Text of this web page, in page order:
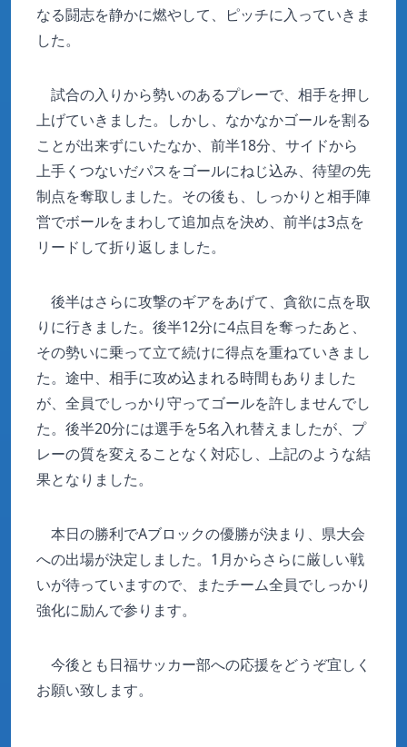
なる闘志を静かに燃やして、ピッチに入っていきま
した。
試合の入りから勢いのあるプレーで、相手を押し
上げていきました。しかし、なかなかゴールを割る
ことが出来ずにいたなか、前半18分、サイドから
上手くつないだパスをゴールにねじ込み、待望の先
制点を奪取しました。その後も、しっかりと相手陣
営でボールをまわして追加点を決め、前半は3点を
リードして折り返しました。
後半はさらに攻撃のギアをあげて、貪欲に点を取
りに行きました。後半12分に4点目を奪ったあと、
その勢いに乗って立て続けに得点を重ねていきまし
た。途中、相手に攻め込まれる時間もありました
が、全員でしっかり守ってゴールを許しませんでし
た。後半20分には選手を5名入れ替えましたが、プ
レーの質を変えることなく対応し、上記のような結
果となりました。
本日の勝利でAブロックの優勝が決まり、県大会
への出場が決定しました。1月からさらに厳しい戦
いが待っていますので、またチーム全員でしっかり
強化に励んで参ります。
今後とも日福サッカー部への応援をどうぞ宜しく
お願い致します。